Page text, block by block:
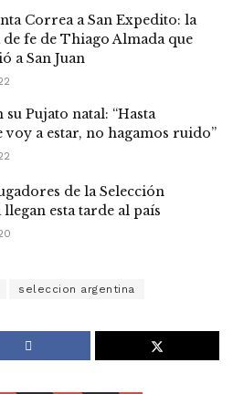
Correa a San Expedito: la
fe de Thiago Almada que
a San Juan
su Pujato natal: “Hasta
voy a estar, no hagamos ruido”
de la Selección
esta tarde al país
seleccion argentina